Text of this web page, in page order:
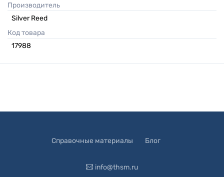
Производитель
Silver Reed
Код товара
17988
Справочные материалы Блог
info@thsm.ru